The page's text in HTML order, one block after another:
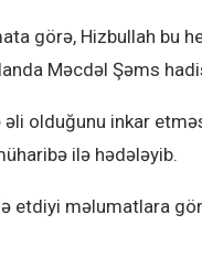
görə, Hizbullah bu
Məcdəl Şəms
əli olduğunu inkar
ilə hədələyib.
etdiyi məlumatlara